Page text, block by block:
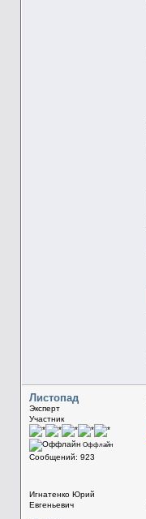
Листопад
Эксперт
Участник
Оффлайн
Сообщений: 923
Игнатенко Юрий
Евгеньевич